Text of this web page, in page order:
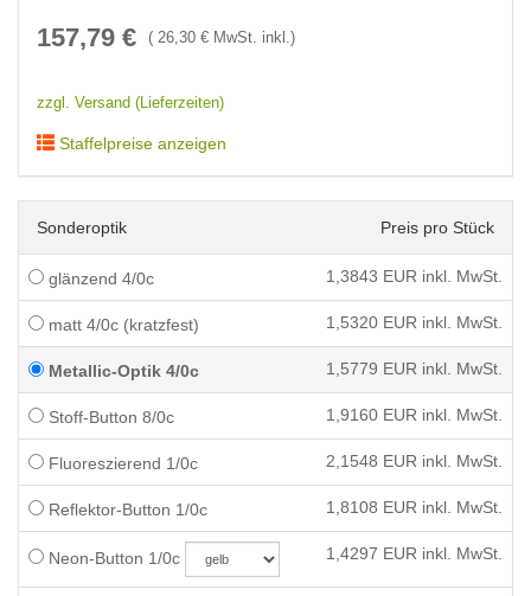
157,79 € ( 26,30 € MwSt. inkl.)
zzgl. Versand (Lieferzeiten)
Staffelpreise anzeigen
Sonderoptik Preis pro Stück
glänzend 4/0c 1,3843 EUR inkl. MwSt.
matt 4/0c (kratzfest) 1,5320 EUR inkl. MwSt.
Metallic-Optik 4/0c 1,5779 EUR inkl. MwSt.
Stoff-Button 8/0c 1,9160 EUR inkl. MwSt.
Fluoreszierend 1/0c 2,1548 EUR inkl. MwSt.
Reflektor-Button 1/0c 1,8108 EUR inkl. MwSt.
Neon-Button 1/0c 1,4297 EUR inkl. MwSt.